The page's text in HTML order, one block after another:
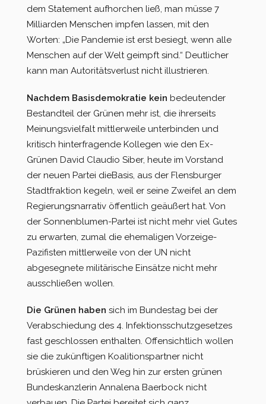
dem Statement aufhorchen ließ, man müsse 7
Milliarden Menschen impfen lassen, mit den
Worten: „Die Pandemie ist erst besiegt, wenn alle
Menschen auf der Welt geimpft sind.“ Deutlicher
kann man Autoritätsverlust nicht illustrieren.
Nachdem Basisdemokratie kein bedeutender
Bestandteil der Grünen mehr ist, die ihrerseits
Meinungsvielfalt mittlerweile unterbinden und
kritisch hinterfragende Kollegen wie den Ex-
Grünen David Claudio Siber, heute im Vorstand
der neuen Partei dieBasis, aus der Flensburger
Stadtfraktion kegeln, weil er seine Zweifel an dem
Regierungsnarrativ öffentlich geäußert hat. Von
der Sonnenblumen-Partei ist nicht mehr viel Gutes
zu erwarten, zumal die ehemaligen Vorzeige-
Pazifisten mittlerweile von der UN nicht
abgesegnete militärische Einsätze nicht mehr
ausschließen wollen.
Die Grünen haben sich im Bundestag bei der
Verabschiedung des 4. Infektionsschutzgesetzes
fast geschlossen enthalten. Offensichtlich wollen
sie die zukünftigen Koalitionspartner nicht
brüskieren und den Weg hin zur ersten grünen
Bundeskanzlerin Annalena Baerbock nicht